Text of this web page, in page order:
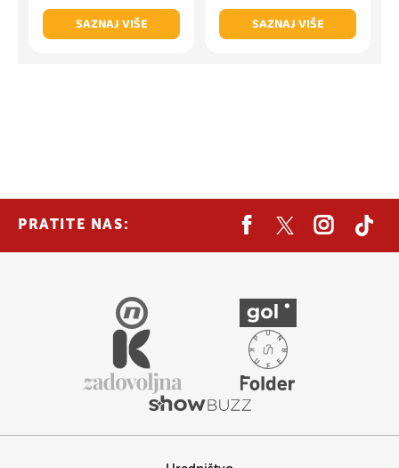
SAZNAJ VIŠE
SAZNAJ VIŠE
PRATITE NAS: